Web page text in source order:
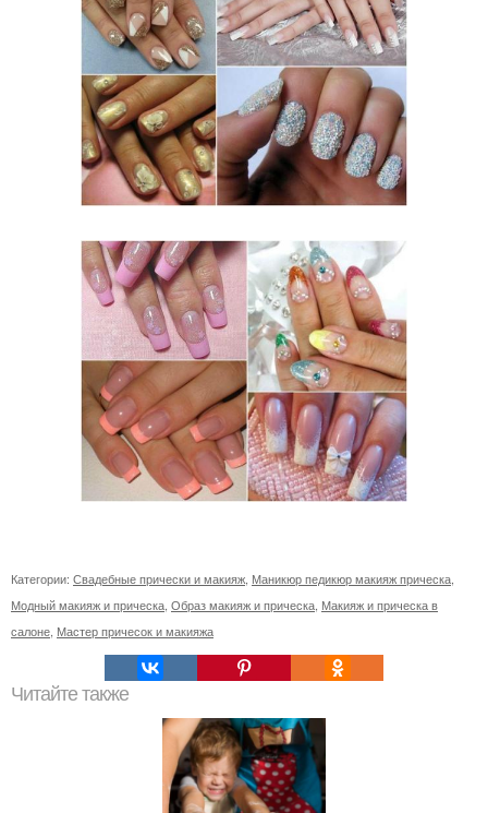
Категории: Свадебные прически и макияж Маникюр педикюр макияж прическа
Модный макияж и прическа Образ макияж и прическа Макияж и прическа в
салоне Мастер причесок и макияжа
Читайте также